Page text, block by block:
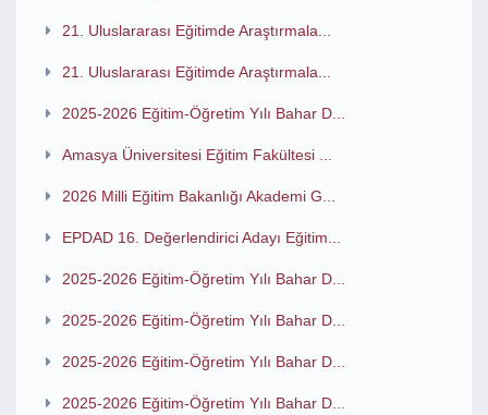
21. Uluslararası Eğitimde Araştırmala...
21. Uluslararası Eğitimde Araştırmala...
2025-2026 Eğitim-Öğretim Yılı Bahar D...
Amasya Üniversitesi Eğitim Fakültesi ...
2026 Milli Eğitim Bakanlığı Akademi G...
EPDAD 16. Değerlendirici Adayı Eğitim...
2025-2026 Eğitim-Öğretim Yılı Bahar D...
2025-2026 Eğitim-Öğretim Yılı Bahar D...
2025-2026 Eğitim-Öğretim Yılı Bahar D...
2025-2026 Eğitim-Öğretim Yılı Bahar D...